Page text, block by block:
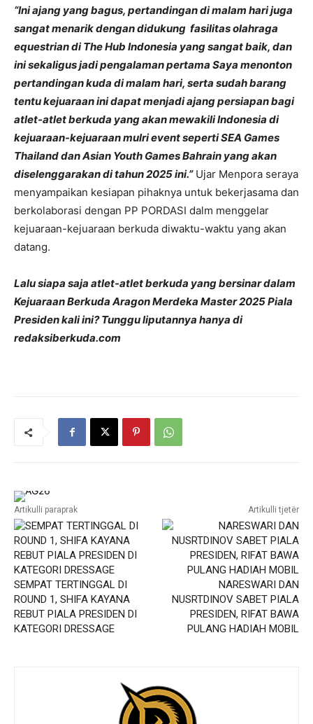
“Ini ajang yang bagus, pertandingan di malam hari juga
sangat menarik dengan didukung fasilitas olahraga
equestrian di The Hub Indonesia yang sangat baik, dan
ini sekaligus jadi pengalaman pertama Saya menonton
pertandingan kuda di malam hari, serta sudah barang
tentu kejuaraan ini dapat menjadi ajang persiapan bagi
atlet-atlet berkuda yang akan mewakili Indonesia di
kejuaraan-kejuaraan mulri event seperti SEA Games
Thailand dan Asian Youth Games Bahrain yang akan
diselenggarakan di tahun 2025 ini.”Ujar Menpora seraya
menyampaikan kesiapan pihaknya untuk bekerjasama dan
berkolaborasi dengan PP PORDASI dalm menggelar
kejuaraan-kejuaraan berkuda diwaktu-waktu yang akan
datang.
Lalu siapa saja atlet-atlet berkuda yang bersinar dalam
Kejuaraan Berkuda Aragon Merdeka Master 2025 Piala
Presiden kali ini? Tunggu liputannya hanya di
redaksiberkuda.com
Artikulli paraprak
SEMPAT TERTINGGAL DI
ROUND 1, SHIFA KAYANA
REBUT PIALA PRESIDEN DI
KATEGORI DRESSAGE
Artikulli tjetër
NARESWARI DAN
NUSRTDINOV SABET PIALA
PRESIDEN, RIFAT BAWA
PULANG HADIAH MOBIL